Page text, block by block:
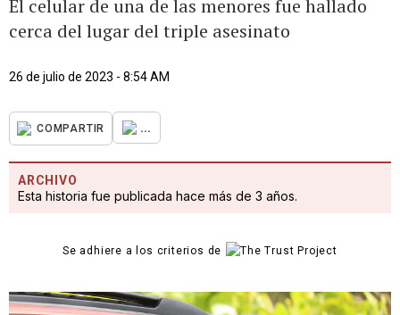
El celular de una de las menores fue hallado
cerca del lugar del triple asesinato
26 de julio de 2023 - 8:54 AM
COMPARTIR ...
ARCHIVO
Esta historia fue publicada hace más de 3 años.
Se adhiere a los criterios de